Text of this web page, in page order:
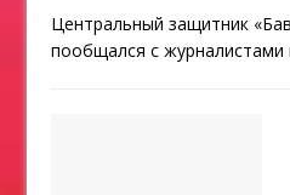
Центральный защитник
пообщался с